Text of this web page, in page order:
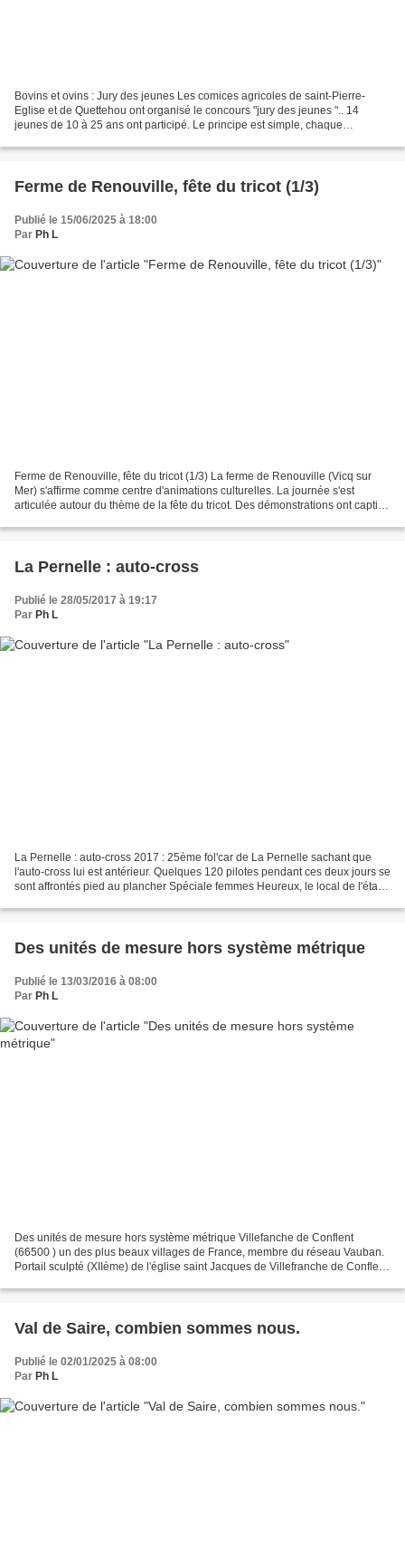
Bovins et ovins : Jury des jeunes Les comices agricoles de saint-Pierre-
Eglise et de Quettehou ont organisé le concours "jury des jeunes ".. 14
jeunes de 10 à 25 ans ont participé. Le principe est simple, chaque
Ferme de Renouville, fête du tricot (1/3)
Publié le 15/06/2025 à 18:00
Par Ph L
Ferme de Renouville, fête du tricot (1/3) La ferme de Renouville (Vicq sur
Mer) s'affirme comme centre d'animations culturelles. La journée s'est
articulée autour du thème de la fête du tricot. Des démonstrations ont captivé
La Pernelle : auto-cross
Publié le 28/05/2017 à 19:17
Par Ph L
La Pernelle : auto-cross 2017 : 25ème fol'car de La Pernelle sachant que
l'auto-cross lui est antérieur. Quelques 120 pilotes pendant ces deux jours se
sont affrontés pied au plancher Spéciale femmes Heureux, le local de l'étape
Des unités de mesure hors système métrique
Publié le 13/03/2016 à 08:00
Par Ph L
Des unités de mesure hors système métrique Villefanche de Conflent
(66500 ) un des plus beaux villages de France, membre du réseau Vauban.
Portail sculpté (XIIème) de l'église saint Jacques de Villefranche de Conflent.
Val de Saire, combien sommes nous.
Publié le 02/01/2025 à 08:00
Par Ph L